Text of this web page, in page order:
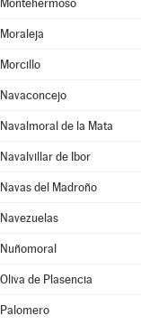
Montehermoso
Moraleja
Morcillo
Navaconcejo
Navalmoral de la Mata
Navalvillar de Ibor
Navas del Madroño
Navezuelas
Nuñomoral
Oliva de Plasencia
Palomero